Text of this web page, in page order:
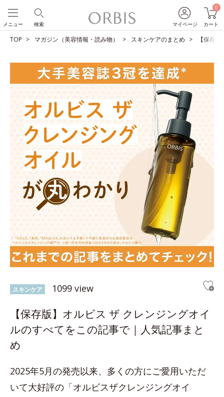
マイページ
0
カート
検索
メニュー
TOP マガジン（美容情報・読み物） スキンケアのまとめ 【保存
スキンケア 1099 view
【保存版】オルビス ザ クレンジングオイ
ルのすべてをこの記事で｜人気記事まと
め
2025年5月の発売以来、多くの方にご愛用いただ
いて大好評の「オルビスザクレンジングオイ